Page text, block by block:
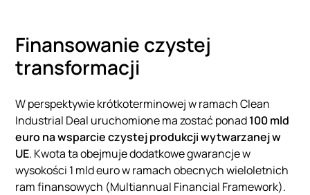
Finansowanie czystej
transformacji
W perspektywie krótkoterminowej w ramach Clean
Industrial Deal uruchomione ma zostać ponad100 mld
euro na wsparcie czystej produkcji wytwarzanej w
UE. Kwota ta obejmuje dodatkowe gwarancje w
wysokości 1 mld euro w ramach obecnych wieloletnich
ram finansowych (Multiannual Financial Framework).